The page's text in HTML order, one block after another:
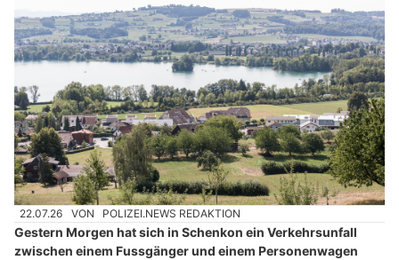
22.07.26 VON POLIZEI.NEWS REDAKTION
Gestern Morgen hat sich in Schenkon ein Verkehrsunfall
zwischen einem Fussgänger und einem Personenwagen